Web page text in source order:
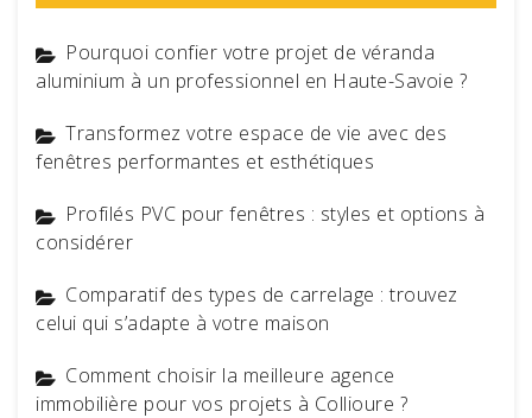
Pourquoi confier votre projet de véranda
aluminium à un professionnel en Haute-Savoie ?
Transformez votre espace de vie avec des
fenêtres performantes et esthétiques
Profilés PVC pour fenêtres : styles et options à
considérer
Comparatif des types de carrelage : trouvez
celui qui s’adapte à votre maison
Comment choisir la meilleure agence
immobilière pour vos projets à Collioure ?